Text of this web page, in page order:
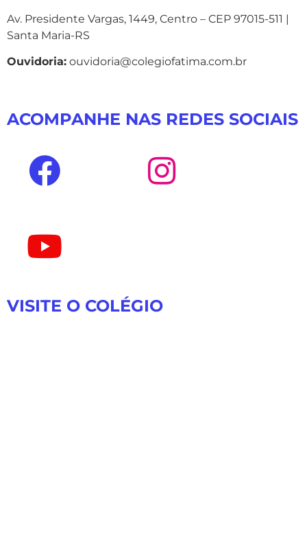
Av. Presidente Vargas, 1449, Centro – CEP 97015-511 |
Santa Maria-RS
Ouvidoria: ouvidoria@colegiofatima.com.br
ACOMPANHE NAS REDES SOCIAIS
VISITE O COLÉGIO